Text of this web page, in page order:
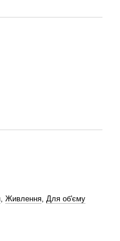
, Живлення, Для об'єму